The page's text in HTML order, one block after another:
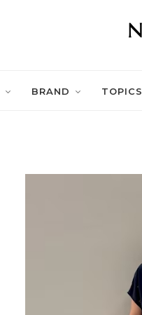
BRAND TOPICS